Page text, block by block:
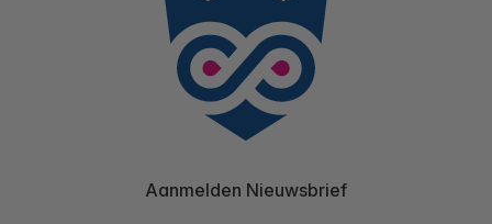
Aanmelden Nieuwsbrief